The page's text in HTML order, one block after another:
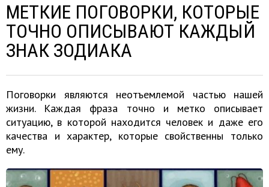
МЕТКИЕ ПОГОВОРКИ, КОТОРЫЕ
ТОЧНО ОПИСЫВАЮТ КАЖДЫЙ
ЗНАК ЗОДИАКА
Поговорки являются неотъемлемой частью нашей
жизни. Каждая фраза точно и метко описывает
ситуацию, в которой находится человек и даже его
качества и характер, которые свойственны только
ему.